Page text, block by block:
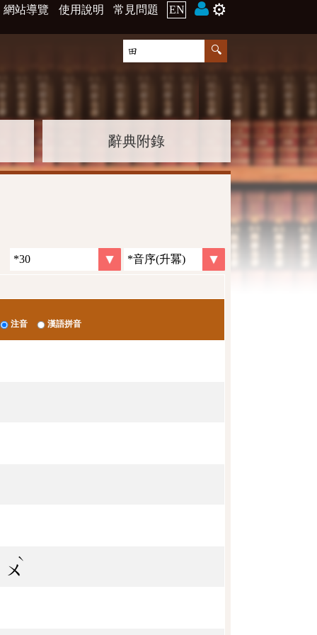
網站導覽 使用說明 常見問題 EN ⚙️
辭典附錄
注音 漢語拼音
ㄨ
ˋ